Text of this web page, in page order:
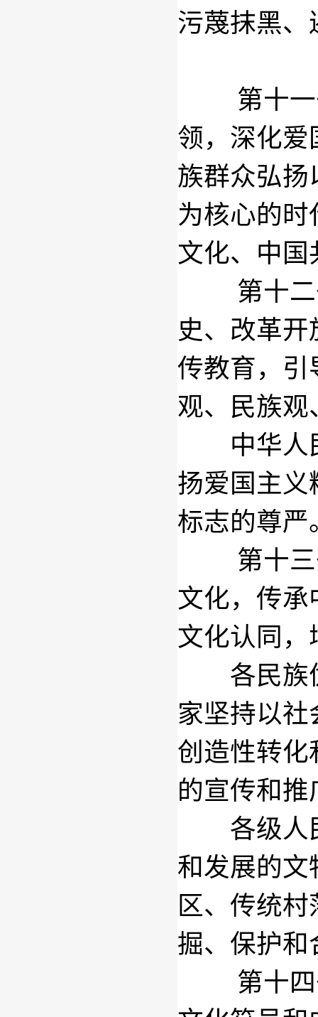
污蔑抹黑、
第十
领，深化爱
族群众弘扬
为核心的
文化、中国
第十
史、改革
传教育，引
观、民族观
中华人民
扬爱国主义
标志的尊严
第十
文化，传承
文化认同，
各民族优
家坚持以
创造性转化
的宣传和推
各级人民
和发展的文
区、传统
掘、保护和
第十